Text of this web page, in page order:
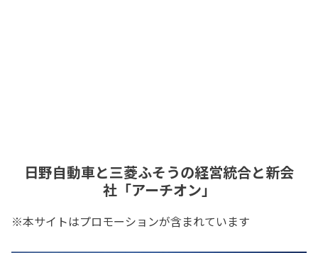
日野自動車と三菱ふそうの経営統合と新会
社「アーチオン」
※本サイトはプロモーションが含まれています